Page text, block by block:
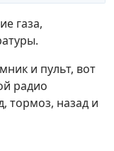
газа,
и пульт, вот
радио
тормоз, назад и